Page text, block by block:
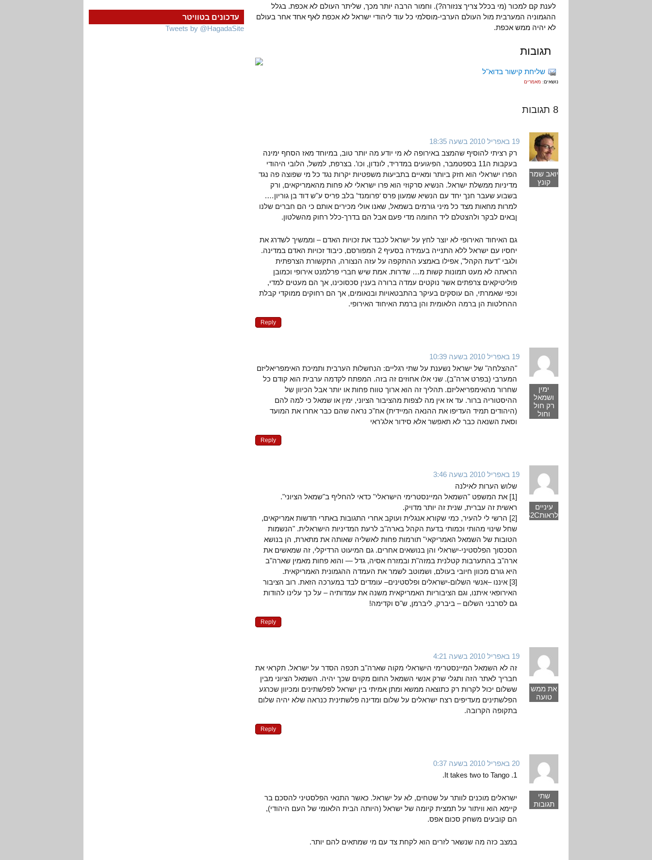
לענת קם למכור (מי בכלל צריך צנזורה?). וחמור הרבה יותר מכך, שליתר העולם לא אכפת. בגלל
ההגמוניה המערבית מול העולם הערבי-מוסלמי כל עוד ליהודי ישראל לא אכפת לאף אחד אחר בעולם
לא יהיה ממש אכפת.
תגובות
שליחת קישור בדוא"ל
נושאים: מאמרים
8 תגובות
יואב שמר
קונץ
19 באפריל 2010 בשעה 18:35
רק רציתי להוסיף שהמצב באירופה לא מי יודע מה יותר טוב, במיוחד מאז הסחף ימינה
בעקבות ה11 בספטמבר, הפיגועים במדריד, לונדון, וכו’. בצרפת, למשל, הלובי היהודי
הפרו ישראלי הוא חזק ביותר ומאיים בתביעות משפטיות יקרות נגד כל מי שפוצה פה נגד
מדיניות ממשלת ישראל. הנשיא סרקוזי הוא פרו ישראלי לא פחות מהאמריקאים, ורק
בשבוע שעבר חנך יחד עם הנשיא שמעון פרס ‘פרומנד’ בלב פריס ע"ש דוד בן גוריון….
למרות מחאות מצד כל מיני גורמים בשמאל, שאנו אולי מכירים אותם כי הם חברים שלנו
ןבאים לבקר ולהצטלם ליד החומה מדי פעם אבל הם בדרך-כלל רחוק מהשלטון.
גם האיחוד האירופי לא יוצר לחץ על ישראל לכבד את זכויות האדם – וממשיך לשדרג את
יחסיו עם ישראל ללא התנייה בעמידה בסעיף 2 המפורסם, כיבוד זכויות האדם במדינה.
ולגבי "דעת הקהל", אפילו באמצע ההתקפה על עזה הנצורה, התקשורת הצרפתית
הראתה לא מעט תמונות קשות מ… שדרות. אמת שיש חברי פרלמנט אירופי וכמובן
פוליטיקאים צרפתים אשר נוקטים עמדה ברורה בענין סכסוכינו, אך הם מעטים למדי,
וכפי שאמרתי, הם עוסקים בעיקר בהתבטאויות ובנאומים, אך הם רחוקים ממוקדי קבלת
ההחלטות הן ברמה הלאומית והן ברמת האיחוד האירופי.
Reply
ימין
ושמאל
רק חול
וחול
19 באפריל 2010 בשעה 10:39
"ההצלחה" של ישראל נשענת על שתי רגליים: הנחשלות הערבית ותמיכת האימפריאליזם
המערבי (בפרט ארה"ב). שני אלו אחוזים זה בזה. המפתח לקדמה ערבית הוא קודם כל
שחרור מהאימפריאליזם. תהליך זה הוא ארוך טווח פחות או יותר אבל הכיוון של
ההיסטוריה ברור. עד אז אין מה לצפות מהציבור הציוני, ימין או שמאל כי למה להם
(היהודים תמיד העדיפו את ההנאה המיידית) אח"כ נראה שהם כבר אחרו את המועד
וסאת השנאה כבר לא תאפשר אלא סידור אלג’ראי
Reply
עיניים
לראותEYES2C
19 באפריל 2010 בשעה 3:46
שלוש הערות לאילנה
[1] את המשפט "השמאל המיינסטרימי הישראלי" כדאי להחליף ב"שמאל הציוני".
ראשית זה עברית, שנית זה יותר מדויק.
[2] הרשי לי להעיר, כמי שקורא אנגלית ועוקב אחרי התגובות באתרי חדשות אמריקאים,
שחל שינוי מהותי וכמותי בדעת הקהל בארה"ב לרעת המדיניות הישראלית. "הנשמות
הטובות של השמאל האמריקאי" תורמות פחות לאשליה שאותה את מתארת, הן בנושא
הסכסוך הפלסטיני-ישראלי והן בנושאים אחרים. גם המיעוט הרדיקלי, זה שמאשים את
ארה"ב בהתערבות קטלנית במזה"ת ובמזרח אסיה, גדל — והוא פחות מאמין שארה"ב
היא גורם מכוון חיובי בעולם, ושמוטב לשמר את העמדה ההגמונית האמריקאית.
[3] איננו –אנשי השלום-ישראלים ופלסטינים– עומדים לבד במערכה הזאת. רוב הציבור
האירופאי איתנו, וגם הציבוריות האמריקאית משנה את עמדותיה – על כך עלינו להודות
גם לסרבני השלום – ביברק, ליברמן, ש"ס וקדימה!
Reply
את ממש
טועה
19 באפריל 2010 בשעה 4:21
זה לא השמאל המיינסטרימי הישראלי מקוה שארה"ב תכפה הסדר על ישראל. תקראי את
חבריך לאתר הזה ותגלי שרק אנשי השמאל החום מקוים שכך יהיה. השמאל הציוני מבין
ששלום יכול לקרות רק כתוצאה ממשא ומתן אמיתי בין ישראל לפלשתינים ומכיוון שכרגע
הפלשתינים מעדיפים רצח ישראלים על שלום ומדינה פלשתינית כנראה שלא יהיה שלום
בתקופה הקרובה.
Reply
שתי
תגובות
20 באפריל 2010 בשעה 0:37
1. It takes two to Tango.
ישראלים מוכנים לוותר על שטחים, לא על ישראל. כאשר התנאי הפלסטיני להסכם בר
קיימא הוא וויתור על תמצית קיומה של ישראל (היותה הבית הלאומי של העם היהודי),
הם קובעים משחק סכום אפס.
במצב כזה מה שנשאר לזרים הוא לקחת צד עם מי שמתאים להם יותר.
עדכונים בטוויטר
Tweets by @HagadaSite